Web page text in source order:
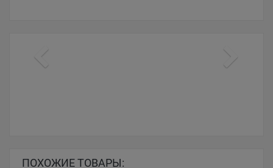
ПОХОЖИЕ ТОВАРЫ: